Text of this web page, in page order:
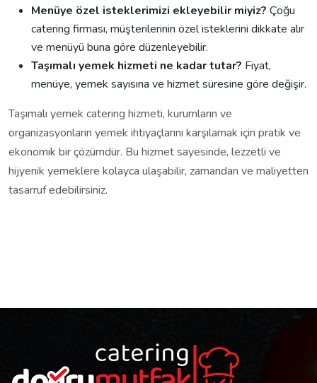
Menüye özel isteklerimizi ekleyebilir miyiz? Çoğu
catering firması, müşterilerinin özel isteklerini dikkate alır
ve menüyü buna göre düzenleyebilir.
Taşımalı yemek hizmeti ne kadar tutar? Fiyat,
menüye, yemek sayısına ve hizmet süresine göre değişir.
Taşımalı yemek catering hizmeti, kurumların ve
organizasyonların yemek ihtiyaçlarını karşılamak için pratik ve
ekonomik bir çözümdür. Bu hizmet sayesinde, lezzetli ve
hijyenik yemeklere kolayca ulaşabilir, zamandan ve maliyetten
tasarruf edebilirsiniz.